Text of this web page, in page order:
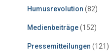
Humusrevolution (82)
Medienbeiträge(152)
Pressemitteilungen (121)